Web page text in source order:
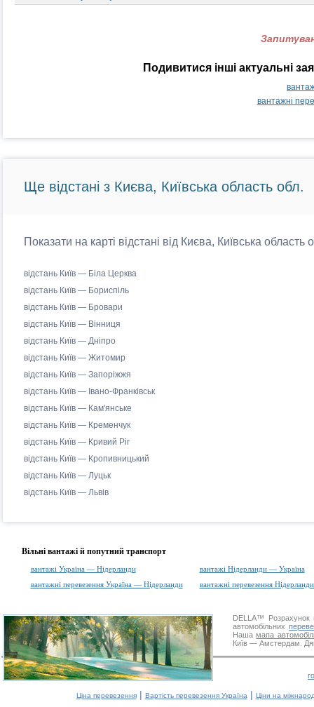
Подивитися інші актуальні
вантажні
Ще відстані з Києва, Київська область обл.
Показати на карті відстані від Києва, Київська
відстань Київ — Біла Церква
відстань Київ — Бориспіль
відстань Київ — Бровари
відстань Київ — Вінниця
відстань Київ — Дніпро
відстань Київ — Житомир
відстань Київ — Запоріжжя
відстань Київ — Івано-Франківськ
відстань Київ — Кам'янське
відстань Київ — Кременчук
відстань Київ — Кривий Ріг
відстань Київ — Кропивницький
відстань Київ — Луцьк
відстань Київ — Львів
Вільні вантажі й попутний транспорт
вантажі Україна — Нідерланди
вантажі Нідерланди — Україна
вантажні перевезення Україна — Нідерланди
вантажні перевезення
DELLA™
Розрахунок
автомобільних
Нашамапа
Київ — Амстердам.
Ціна перевезення| Вартість перевезення Україна | Ціни на